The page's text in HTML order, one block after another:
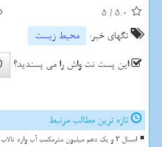
5.0
/
5
تگهای خبر:
محیط زیست
این پست نت واش را می پسندید؟
تازه ترین مطالب مرتبط
امسال ۲ و یک دهم میلیون مترمکعب آب وارد تالاب گاوخونی شد